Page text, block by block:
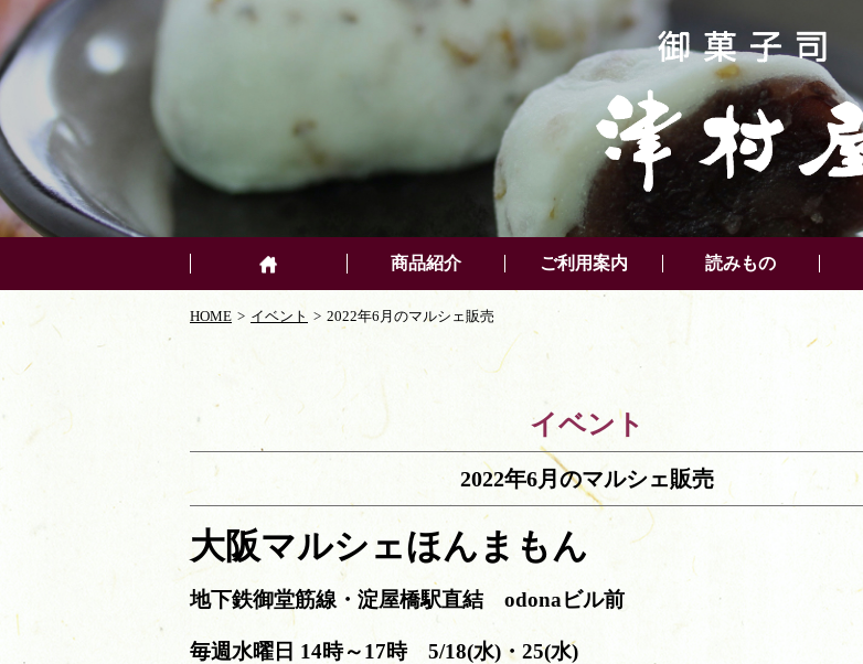
商品紹介 ご利用案内 読みもの
HOME イベント 2022年6月のマルシェ販売
イベント
2022年6月のマルシェ販売
大阪マルシェほんまもん
地下鉄御堂筋線・淀屋橋駅直結 odonaビル前
毎週水曜日 14時～17時 5/18(水)・25(水)